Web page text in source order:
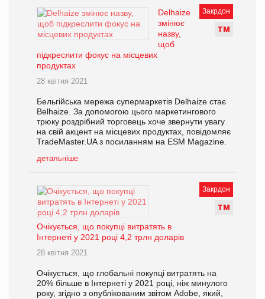
Закрдон
ТМ
Delhaize
змінює
назву,
щоб
підкреслити фокус на місцевих
продуктах
28 квітня 2021
Бельгійська мережа супермаркетів Delhaize стає
Belhaize. За допомогою цього маркетингового
трюку роздрібний торговець хоче звернути увагу
на свій акцент на місцевих продуктах, повідомляє
TradeMaster.UA з посиланням на ESM Magazine.
детальніше
Закрдон
ТМ
Очікується, що покупці витратять в
Інтернеті у 2021 році 4,2 трлн доларів
28 квітня 2021
Очікується, що глобальні покупці витратять на
20% більше в Інтернеті у 2021 році, ніж минулого
року, згідно з опублікованим звітом Adobe, який,